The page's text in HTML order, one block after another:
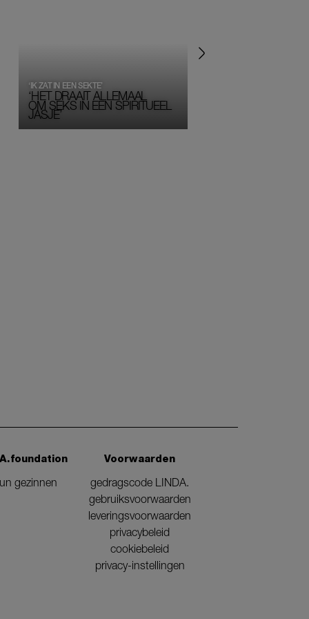
‘HET DRAAIT ALLEMAAL
OM SEKS IN EEN SPIRITUEEL
JASJE’
‘IK ZAT IN EEN SEKTE’
gezinnen
Voorwaarden
gedragscode LINDA.
gebruiksvoorwaarden
leveringsvoorwaarden
privacybeleid
cookiebeleid
privacy-instellingen